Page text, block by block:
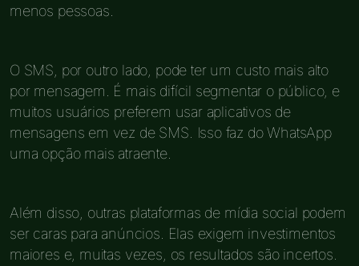
menos pessoas.
O SMS, por outro lado, pode ter um custo mais alto
por mensagem. É mais difícil segmentar o público, e
muitos usuários preferem usar aplicativos de
mensagens em vez de SMS. Isso faz do WhatsApp
uma opção mais atraente.
Além disso, outras plataformas de mídia social podem
ser caras para anúncios. Elas exigem investimentos
maiores e, muitas vezes, os resultados são incertos.